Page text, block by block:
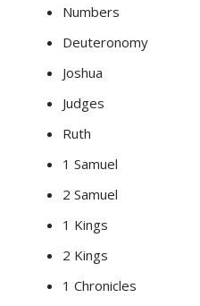
Numbers
Deuteronomy
Joshua
Judges
Ruth
1 Samuel
2 Samuel
1 Kings
2 Kings
1 Chronicles